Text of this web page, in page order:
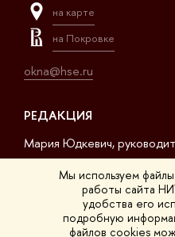
Мы используем
работы сайта
удобства его
подробную
файлов cookies
на карте
на Покровке
okna@hse.ru
РЕДАКЦИЯ
Мария Юдкевич,
Дмитрий Дагаев,
Сергей Матвеев, шеф-
Арсений Кустов,